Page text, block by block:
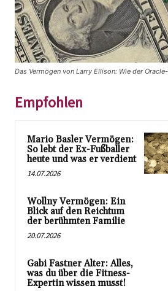
Das Vermögen von Larry Ellison: Wie der
Empfohlen
Mario Basler Vermögen:
So lebt der Ex-Fußballer
heute und was er verdient
14.07.2026
Wollny Vermögen: Ein
Blick auf den Reichtum
der berühmten Familie
20.07.2026
Gabi Fastner Alter: Alles,
was du über die Fitness-
Expertin wissen musst!